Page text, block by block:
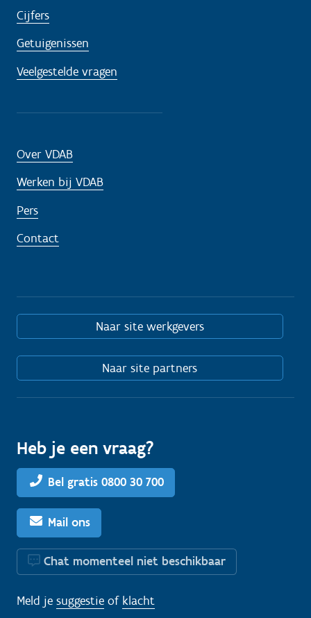
Cijfers
Getuigenissen
Veelgestelde vragen
Over VDAB
Werken bij VDAB
Pers
Contact
Naar site werkgevers
Naar site partners
Heb je een vraag?
Bel gratis 0800 30 700
Mail ons
Chat momenteel niet beschikbaar
Meld je suggestie of klacht